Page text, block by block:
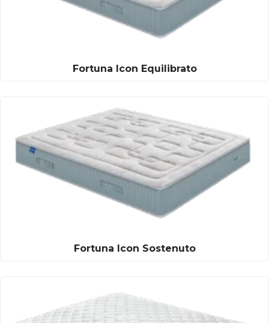
Fortuna Icon Equilibrato
Fortuna Icon Sostenuto